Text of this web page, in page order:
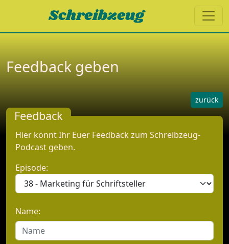
Schreibzeug
Feedback geben
zurück
Feedback
Hier könnt Ihr Euer Feedback zum Schreibzeug-
Podcast geben.
Episode:
Name: